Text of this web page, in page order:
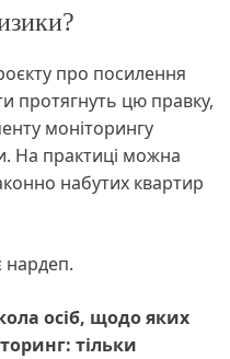
про посилення
протягнуть цю правку,
моніторингу
На практиці можна
набутих квартир
осіб, щодо яких
тільки